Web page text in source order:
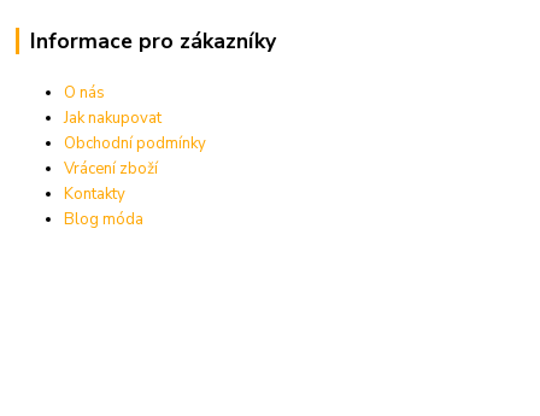
Informace pro zákazníky
O nás
Jak nakupovat
Obchodní podmínky
Vrácení zboží
Kontakty
Blog móda